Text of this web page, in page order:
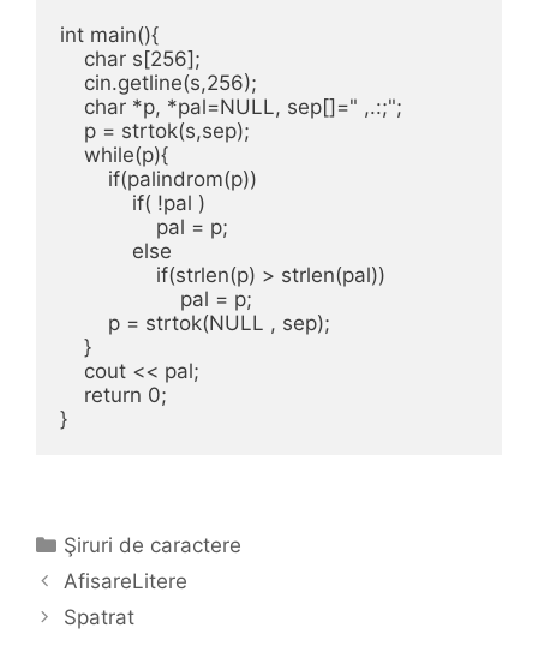
int main(){
}
Categories
Şiruri de caractere
AfisareLitere
Spatrat